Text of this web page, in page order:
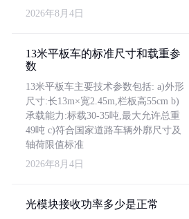
2026年8月4日
13米平板车的标准尺寸和载重参
数
13米平板车主要技术参数包括: a)外形
尺寸:长13m×宽2.45m,栏板高55cm b)
承载能力:标载30-35吨,最大允许总重
49吨 c)符合国家道路车辆外廓尺寸及
轴荷限值标准
2026年8月4日
光模块接收功率多少是正常